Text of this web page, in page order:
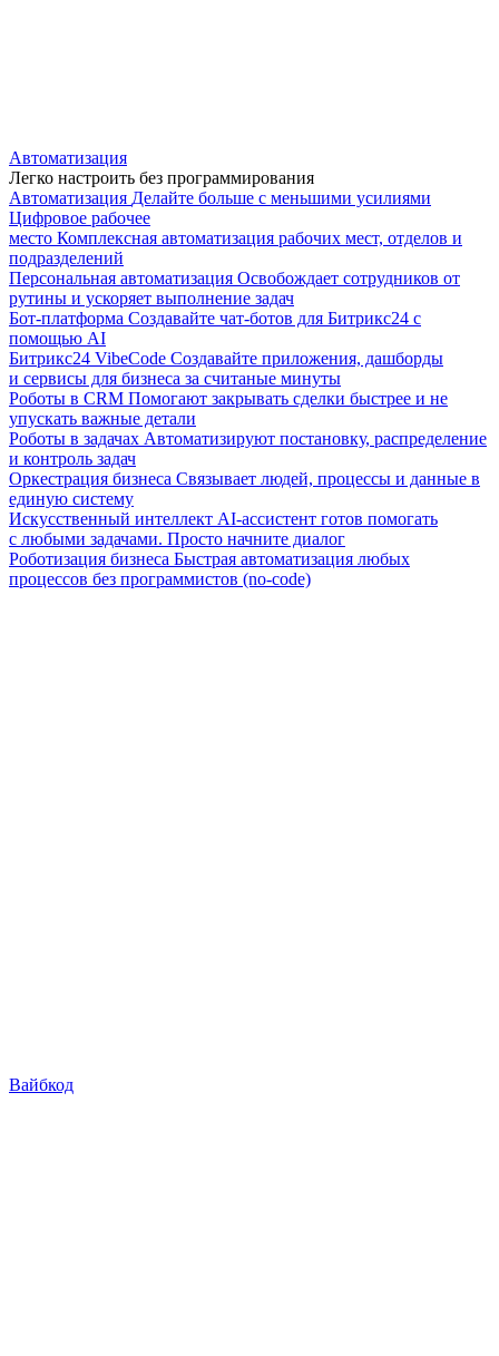
Автоматизация
Легко настроить без программирования
Автоматизация Делайте больше с меньшими усилиями
Цифровое рабочее
место Комплексная автоматизация рабочих мест, отделов и
подразделений
Персональная автоматизация Освобождает сотрудников от
рутины и ускоряет выполнение задач
Бот-платформа Создавайте чат-ботов для Битрикс24 с
помощью AI
Битрикс24 VibeCode Создавайте приложения, дашборды
и сервисы для бизнеса за считаные минуты
Роботы в CRM Помогают закрывать сделки быстрее и не
упускать важные детали
Роботы в задачах Автоматизируют постановку, распределение
и контроль задач
Оркестрация бизнеса Связывает людей, процессы и данные в
единую систему
Искусственный интеллект AI-ассистент готов помогать
с любыми задачами. Просто начните диалог
Роботизация бизнеса Быстрая автоматизация любых
процессов без программистов (no-code)
Вайбкод